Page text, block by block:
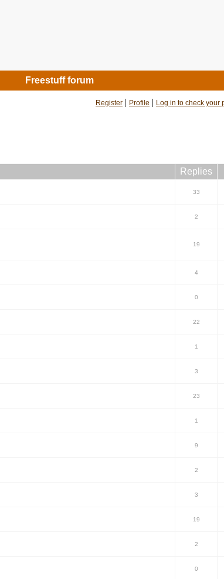
Freestuff forum
Register | Profile | Log in to check your
Replies
33
2
19
4
0
22
1
3
23
1
9
2
3
19
2
0